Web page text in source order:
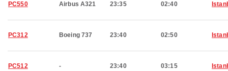
PC550 Airbus A321 23:35 02:40
PC312 Boeing 737 23:40 02:50
PC512 - 23:40 03:15